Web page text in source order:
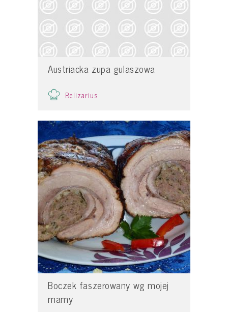
Austriacka zupa gulaszowa
Belizarius
Boczek faszerowany wg mojej
mamy